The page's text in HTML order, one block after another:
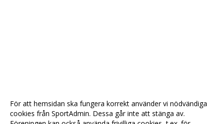
För att hemsidan ska fungera korrekt använder vi nödvändiga
cookies från SportAdmin. Dessa går inte att stänga av.